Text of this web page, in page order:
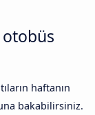
haftanın
bakabilirsiniz.